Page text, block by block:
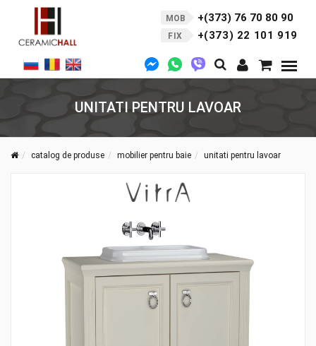
MOB +(373) 76 70 80 90
FIX +(373) 22 101 919
UNITATI PENTRU LAVOAR
catalog de produse mobilier pentru baie unitati pentru lavoar